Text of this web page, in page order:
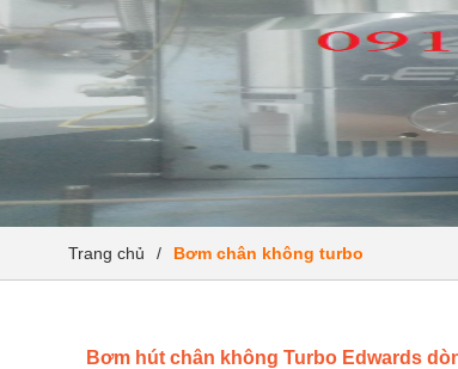
Trang chủ / Bơm chân không turbo
Bơm hút chân không Turbo Edwards